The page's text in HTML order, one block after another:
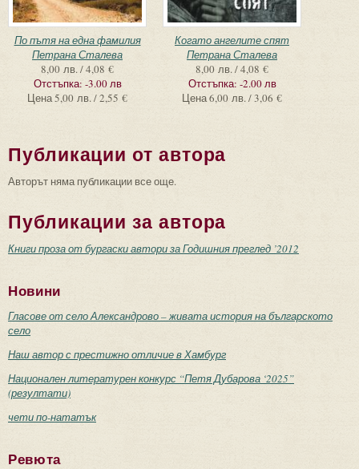
По пътя на една фамилия
Петрана Сталева
8,00 лв. / 4,08 €
Отстъпка: -3.00 лв
Цена5,00 лв. / 2,55 €
Когато ангелите спят
Петрана Сталева
8,00 лв. / 4,08 €
Отстъпка: -2.00 лв
Цена6,00 лв. / 3,06 €
Публикации от автора
Авторът няма публикации все още.
Публикации за автора
Книги проза от бургаски автори за Годишния преглед ’2012
Новини
Гласове от село Александрово – живата история на българското
село
Наш автор с престижно отличие в Хамбург
Национален литературен конкурс “Петя Дубарова ‘2025”
(резултати)
чети по-нататък
Ревюта